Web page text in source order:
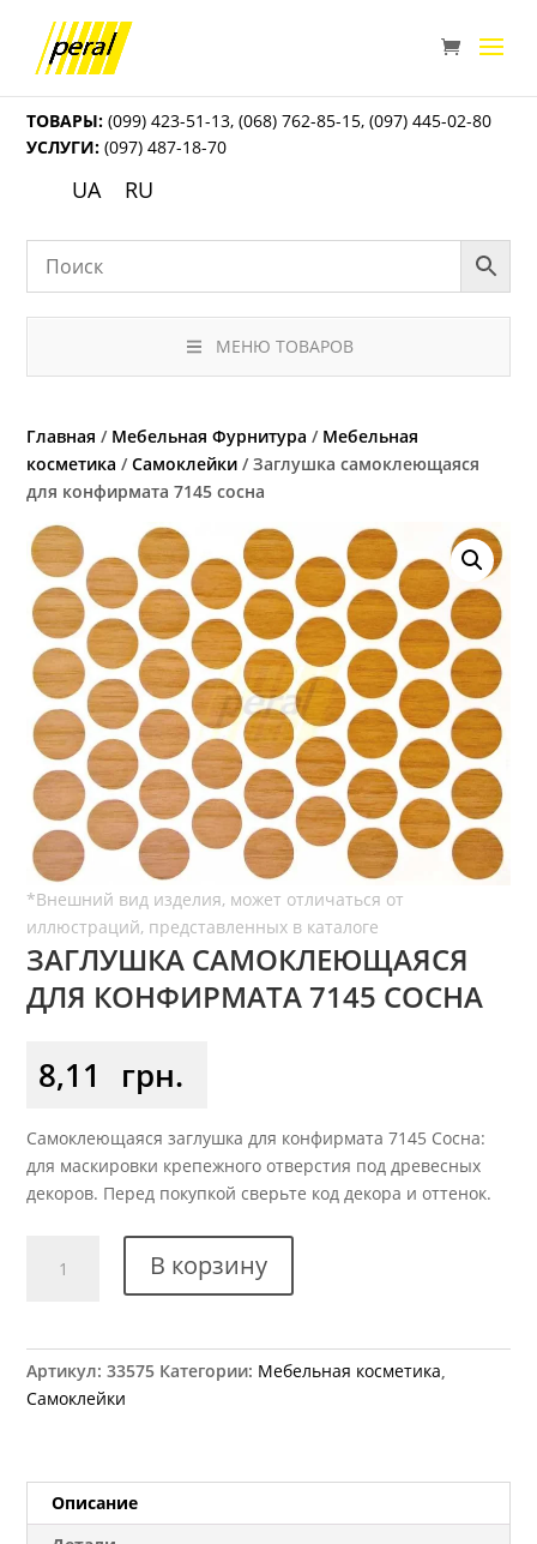
ТОВАРЫ: (099) 423-51-13,(068) 762-85-15,(097) 445-02-80
УСЛУГИ: (097) 487-18-70
UA RU
МЕНЮ ТОВАРОВ
Главная / Мебельная Фурнитура / Мебельная
косметика /Самоклейки / Заглушка самоклеющаяся
для конфирмата 7145 сосна
ЗАГЛУШКА САМОКЛЕЮЩАЯСЯ
ДЛЯ КОНФИРМАТА 7145 СОСНА
8,11 грн.
Самоклеющаяся заглушка для конфирмата 7145 Сосна:
для маскировки крепежного отверстия под древесных
декоров. Перед покупкой сверьте код декора и оттенок.
товара
конфирмата
В корзину
Артикул:33575 Категории: Мебельная косметика
Самоклейки
Описание